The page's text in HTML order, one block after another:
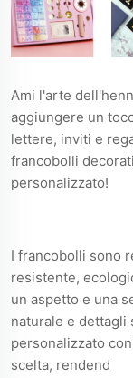
Ami l'arte
aggiungere un
lettere, inviti e
francobolli
personalizzato!
I francobolli sono
resistente,
un aspetto e una
naturale e dettagli
personalizzato
scelta, rendend